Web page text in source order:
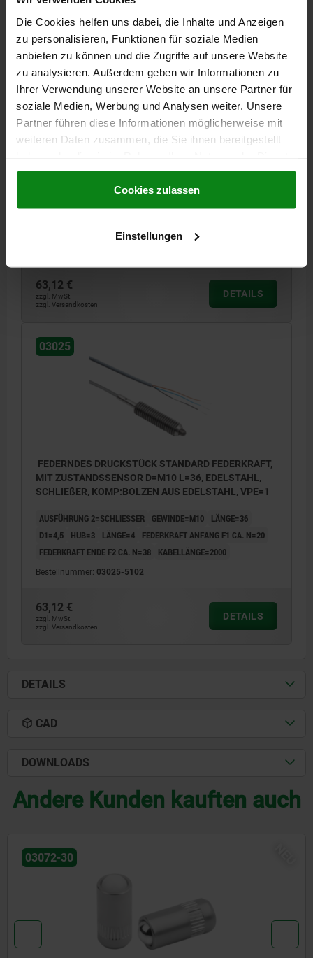
Die Cookies helfen uns dabei, die Inhalte und Anzeigen
zu personalisieren, Funktionen für soziale Medien
anbieten zu können und die Zugriffe auf unsere Website
zu analysieren. Außerdem geben wir Informationen zu
Ihrer Verwendung unserer Website an unsere Partner für
soziale Medien, Werbung und Analysen weiter. Unsere
Partner führen diese Informationen möglicherweise mit
weiteren Daten zusammen, die Sie ihnen bereitgestellt
gesammelt haben.Cookie Richtlinien
Datenschutz|AGB
Cookies zulassen
Einstellungen
03025
FEDERNDES DRUCKSTÜCK STANDARD FEDERKRAFT,
ÖFFNER, KOMP:BOLZEN AUS EDELSTAHL, VPE=1
AUSFÜHRUNG 2=ÖFFNER GEWINDE=M10 LÄNGE=36
HUB=3 LÄNGE=4 FEDERKRAFT ANFANG F1 CA. N=20
63,12 €
zzgl. MwSt.
zzgl. Versandkosten
DETAILS
03025
FEDERNDES DRUCKSTÜCK STANDARD FEDERKRAFT,
MIT ZUSTANDSSENSOR D=M10 L=36, EDELSTAHL,
SCHLIEßER, KOMP:BOLZEN AUS EDELSTAHL, VPE=1
AUSFÜHRUNG 2=SCHLIESSER GEWINDE=M10
LÄNGE=36
D1=4,5
HUB=3 LÄNGE=4
FEDERKRAFT ANFANG F1 CA. N=20
FEDERKRAFT ENDE F2 CA. N=38
KABELLÄNGE=2000
Bestellnummer: 03025-5102
63,12 €
zzgl. MwSt.
zzgl. Versandkosten
DETAILS
DETAILS
CAD
DOWNLOADS
Andere Kunden kauften auch